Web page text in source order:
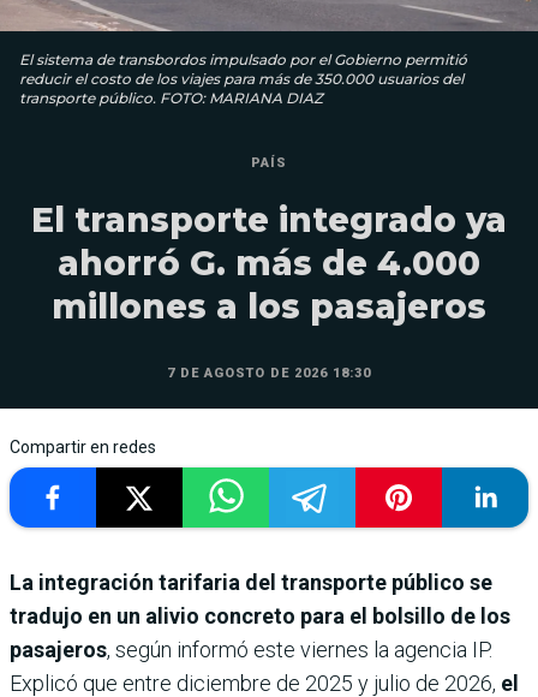
El sistema de transbordos impulsado por el Gobierno permitió
reducir el costo de los viajes para más de 350.000 usuarios del
transporte público. FOTO: MARIANA DIAZ
PAÍS
El transporte integrado ya
ahorró G. más de 4.000
millones a los pasajeros
7 DE AGOSTO DE 2026 18:30
Compartir en redes
La integración tarifaria del transporte público se
tradujo en un alivio concreto para el bolsillo de los
pasajeros, según informó este viernes la agencia IP.
Explicó que entre diciembre de 2025 y julio de 2026, el